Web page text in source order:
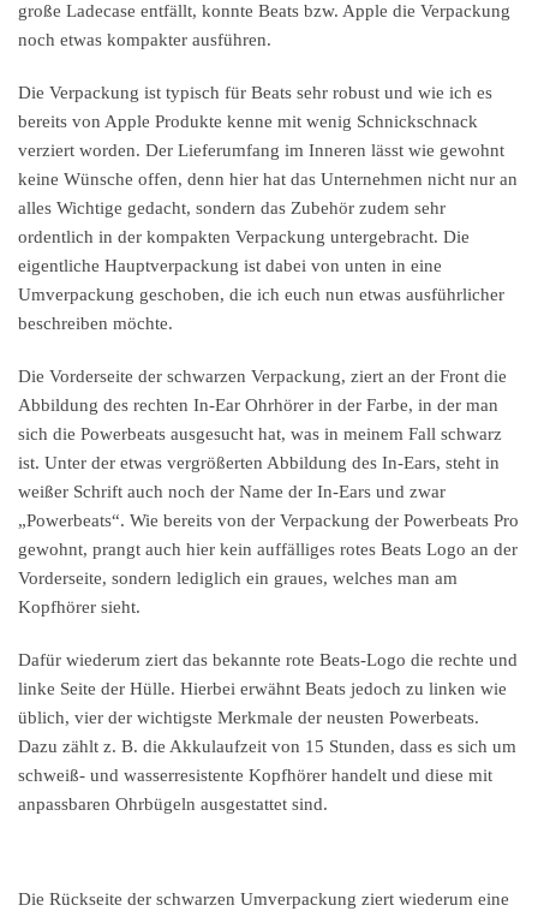
große Ladecase entfällt, konnte Beats bzw. Apple die Verpackung
noch etwas kompakter ausführen.
Die Verpackung ist typisch für Beats sehr robust und wie ich es
bereits von Apple Produkte kenne mit wenig Schnickschnack
verziert worden. Der Lieferumfang im Inneren lässt wie gewohnt
keine Wünsche offen, denn hier hat das Unternehmen nicht nur an
alles Wichtige gedacht, sondern das Zubehör zudem sehr
ordentlich in der kompakten Verpackung untergebracht. Die
eigentliche Hauptverpackung ist dabei von unten in eine
Umverpackung geschoben, die ich euch nun etwas ausführlicher
beschreiben möchte.
Die Vorderseite der schwarzen Verpackung, ziert an der Front die
Abbildung des rechten In-Ear Ohrhörer in der Farbe, in der man
sich die Powerbeats ausgesucht hat, was in meinem Fall schwarz
ist. Unter der etwas vergrößerten Abbildung des In-Ears, steht in
weißer Schrift auch noch der Name der In-Ears und zwar
„Powerbeats“. Wie bereits von der Verpackung der Powerbeats Pro
gewohnt, prangt auch hier kein auffälliges rotes Beats Logo an der
Vorderseite, sondern lediglich ein graues, welches man am
Kopfhörer sieht.
Dafür wiederum ziert das bekannte rote Beats-Logo die rechte und
linke Seite der Hülle. Hierbei erwähnt Beats jedoch zu linken wie
üblich, vier der wichtigste Merkmale der neusten Powerbeats.
Dazu zählt z. B. die Akkulaufzeit von 15 Stunden, dass es sich um
schweiß- und wasserresistente Kopfhörer handelt und diese mit
anpassbaren Ohrbügeln ausgestattet sind.
Die Rückseite der schwarzen Umverpackung ziert wiederum eine